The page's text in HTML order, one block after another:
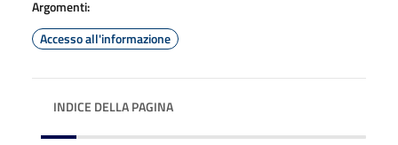
Argomenti:
Accesso all'informazione
INDICE DELLA PAGINA